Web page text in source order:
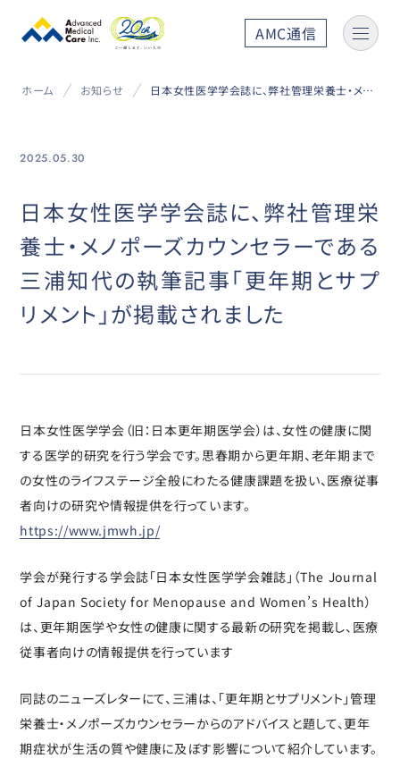
AMC通信
ホーム お知らせ 日本女性医学学会誌に、弊社管理栄養士・メノポーズカウンセラーである三浦知代の執筆記事「更年期とサプリメント」が掲載されました
2025.05.30
日本女性医学学会誌に、弊社管理栄
養士・メノポーズカウンセラーである
三浦知代の執筆記事「更年期とサプ
リメント」が掲載されました
日本女性医学学会（旧：日本更年期医学会）は、女性の健康に関
する医学的研究を行う学会です。思春期から更年期、老年期まで
の女性のライフステージ全般にわたる健康課題を扱い、医療従事
者向けの研究や情報提供を行っています。
https://www.jmwh.jp/
学会が発行する学会誌「日本女性医学学会雑誌」（The Journal
of Japan Society for Menopause and Women’s Health）
は、更年期医学や女性の健康に関する最新の研究を掲載し、医療
従事者向けの情報提供を行っています
同誌のニューズレターにて、三浦は、「更年期とサプリメント」管理
栄養士・メノポーズカウンセラーからのアドバイスと題して、更年
期症状が生活の質や健康に及ぼす影響について紹介しています。